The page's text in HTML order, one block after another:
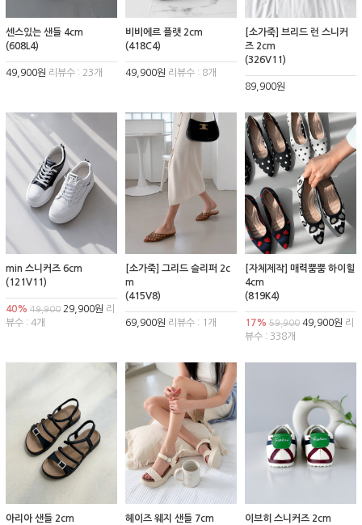
센스있는 샌들 4cm
(608L4)
49,900원 리뷰수 : 23개
비비에르 플랫 2cm
(418C4)
49,900원 리뷰수 : 8개
[소가죽] 브리드 런 스니커
즈 2cm
(326V11)
89,900원
min 스니커즈 6cm
(121V11)
40% 49,900 29,900원 리
뷰수 : 4개
[소가죽] 그리드 슬리퍼 2c
m
(415V8)
69,900원 리뷰수 : 1개
[자체제작] 매력뿜뿜 하이힐
4cm
(819K4)
17% 59,90049,900원 리
뷰수 : 338개
아리아 샌들 2cm
헤이즈 웨지 샌들 7cm
이브히 스니커즈 2cm